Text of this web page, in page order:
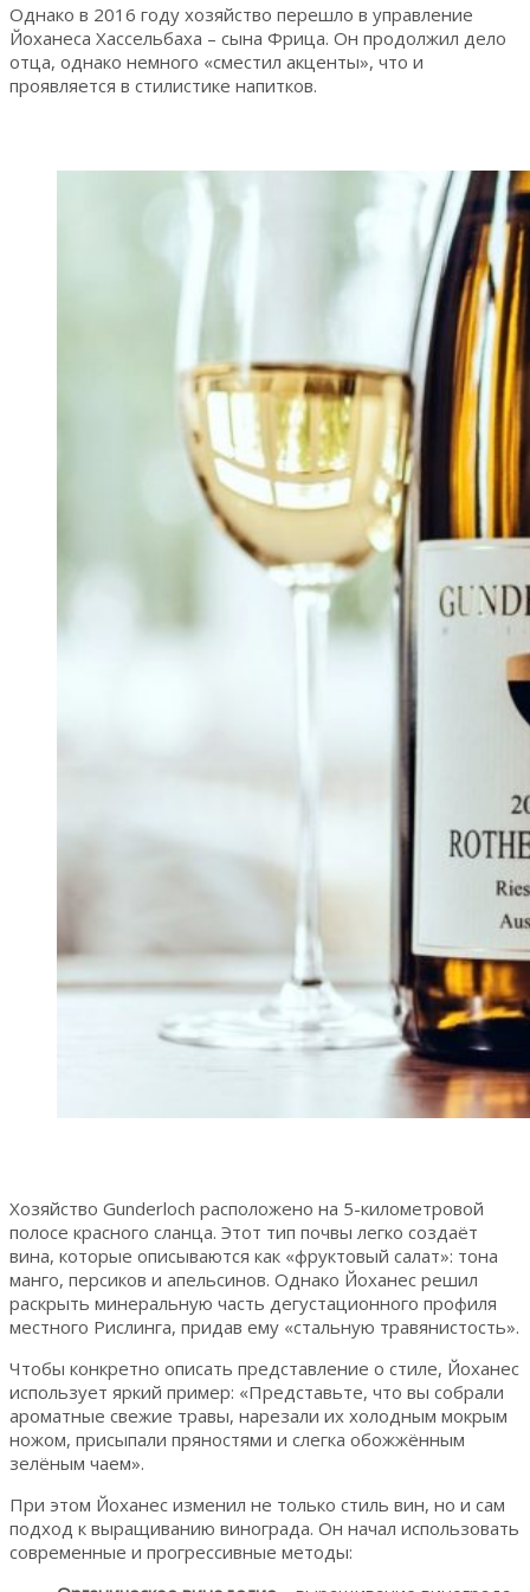
Однако в 2016 году хозяйство перешло в управление
Йоханеса Хассельбаха – сына Фрица. Он продолжил дело
отца, однако немного «сместил акценты», что и
проявляется в стилистике напитков.
Хозяйство Gunderloch расположено на 5-километровой
полосе красного сланца. Этот тип почвы легко создаёт
вина, которые описываются как «фруктовый салат»: тона
манго, персиков и апельсинов. Однако Йоханес решил
раскрыть минеральную часть дегустационного профиля
местного Рислинга, придав ему «стальную травянистость».
Чтобы конкретно описать представление о стиле, Йоханес
использует яркий пример: «Представьте, что вы собрали
ароматные свежие травы, нарезали их холодным мокрым
ножом, присыпали пряностями и слегка обожжённым
зелёным чаем».
При этом Йоханес изменил не только стиль вин, но и сам
подход к выращиванию винограда. Он начал использовать
современные и прогрессивные методы: